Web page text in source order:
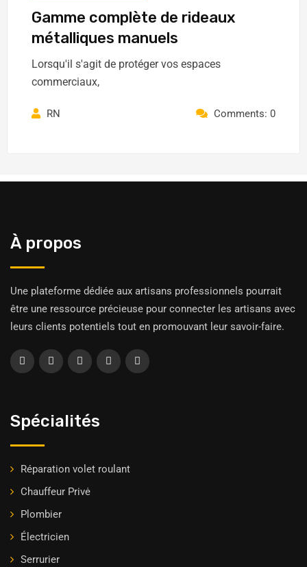
Gamme complète de rideaux
métalliques manuels
Lorsqu'il s'agit de protéger vos espaces
commerciaux,
RN Comments: 0
À propos
Une plateforme dédiée aux artisans professionnels pourrait
être une ressource précieuse pour connecter les artisans avec
leurs clients potentiels tout en promouvant leur savoir-faire.
Spécialités
Réparation volet roulant
Chauffeur Privė
Plombier
Électricien
Serrurier